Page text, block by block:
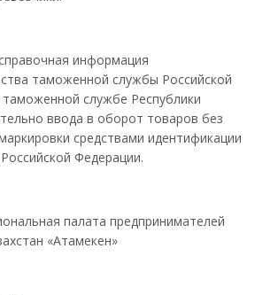
информация
таможенной службы Российской
службе Республики
ввода в оборот товаров без
средствами идентификации
Федерации.
палата предпринимателей
«Атамекен»